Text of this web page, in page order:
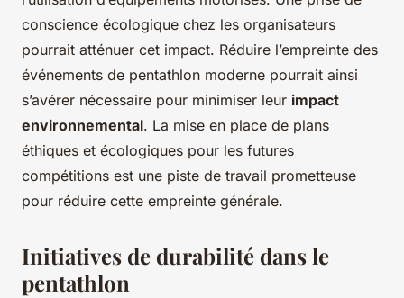
conscience écologique chez les organisateurs
pourrait atténuer cet impact. Réduire l’empreinte des
événements de pentathlon moderne pourrait ainsi
s’avérer nécessaire pour minimiser leur impact
environnemental. La mise en place de plans
éthiques et écologiques pour les futures
compétitions est une piste de travail prometteuse
pour réduire cette empreinte générale.
Initiatives de durabilité dans le
pentathlon